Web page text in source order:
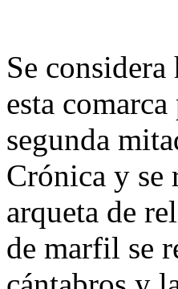
Se
esta
segunda
Crónica y se
arqueta de
de marfil se